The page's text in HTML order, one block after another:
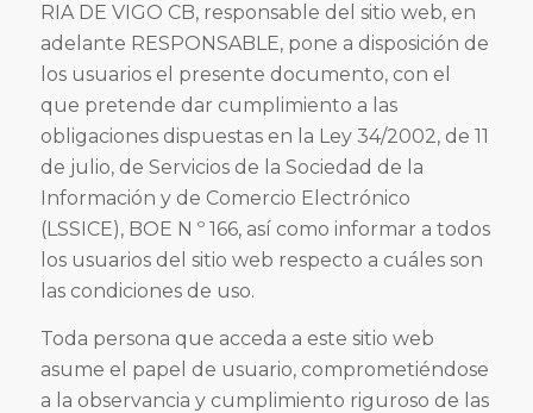
RIA DE VIGO CB, responsable del sitio web, en
adelante RESPONSABLE, pone a disposición de
los usuarios el presente documento, con el
que pretende dar cumplimiento a las
obligaciones dispuestas en la Ley 34/2002, de 11
de julio, de Servicios de la Sociedad de la
Información y de Comercio Electrónico
(LSSICE), BOE N º 166, así como informar a todos
los usuarios del sitio web respecto a cuáles son
las condiciones de uso.
Toda persona que acceda a este sitio web
asume el papel de usuario, comprometiéndose
a la observancia y cumplimiento riguroso de las